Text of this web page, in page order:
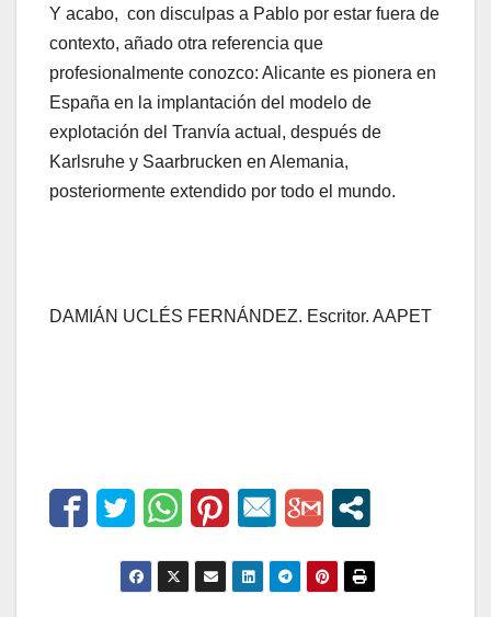
Y acabo, con disculpas a Pablo por estar fuera de
contexto, añado otra referencia que
profesionalmente conozco: Alicante es pionera en
España en la implantación del modelo de
explotación del Tranvía actual, después de
Karlsruhe y Saarbrucken en Alemania,
posteriormente extendido por todo el mundo.
DAMIÁN UCLÉS FERNÁNDEZ. Escritor. AAPET